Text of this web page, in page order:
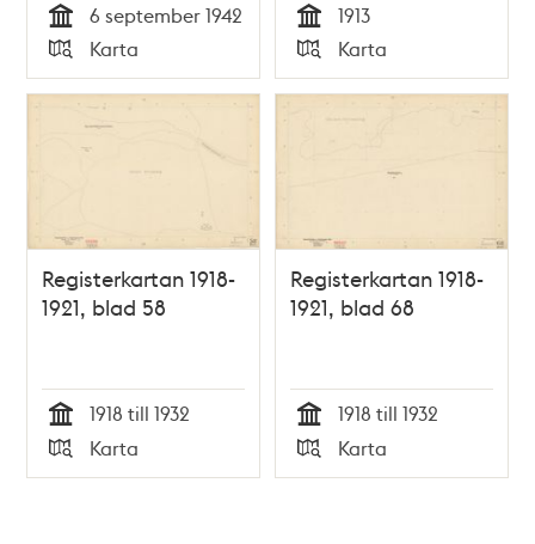
Tid
6 september 1942
Typ
Karta Tid
1913
Typ
Karta
Registerkartan 1918-
1921, blad 58
Tid
1918 till 1932
Typ
Karta
Registerkartan 1918-
1921, blad 68
Tid
1918 till 1932
Typ
Karta